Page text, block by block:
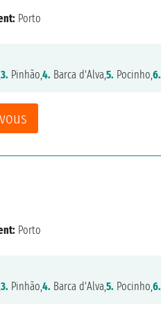
Porto
3. Pinhão,4. Barca d'Alva,5. Pocinho,6.
Porto
3. Pinhão,4. Barca d'Alva,5. Pocinho,6.